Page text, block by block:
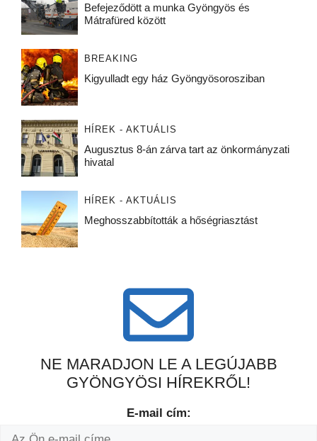
Befejeződött a munka Gyöngyös és
Mátrafüred között
BREAKING
Kigyulladt egy ház Gyöngyösorosziban
HÍREK - AKTUÁLIS
Augusztus 8-án zárva tart az önkormányzati
hivatal
HÍREK - AKTUÁLIS
Meghosszabbították a hőségriasztást
NE MARADJON LE A LEGÚJABB
GYÖNGYÖSI HÍREKRŐL!
E-mail cím: